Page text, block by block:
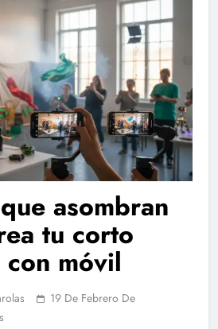
asombran
tu corto
móvil
19 De Febrero De